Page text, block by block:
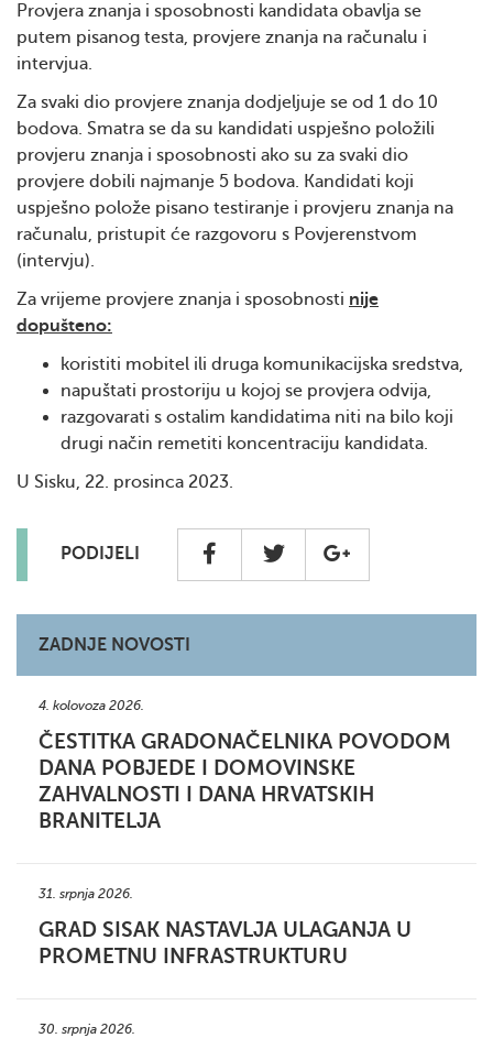
Provjera znanja i sposobnosti kandidata obavlja se
putem pisanog testa, provjere znanja na računalu i
intervjua.
Za svaki dio provjere znanja dodjeljuje se od 1 do 10
bodova. Smatra se da su kandidati uspješno položili
provjeru znanja i sposobnosti ako su za svaki dio
provjere dobili najmanje 5 bodova. Kandidati koji
uspješno polože pisano testiranje i provjeru znanja na
računalu, pristupit će razgovoru s Povjerenstvom
(intervju).
Za vrijeme provjere znanja i sposobnosti nije
dopušteno:
koristiti mobitel ili druga komunikacijska sredstva,
napuštati prostoriju u kojoj se provjera odvija,
razgovarati s ostalim kandidatima niti na bilo koji
drugi način remetiti koncentraciju kandidata.
U Sisku, 22. prosinca 2023.
PODIJELI
ZADNJE NOVOSTI
4. kolovoza 2026.
ČESTITKA GRADONAČELNIKA POVODOM
DANA POBJEDE I DOMOVINSKE
ZAHVALNOSTI I DANA HRVATSKIH
BRANITELJA
31. srpnja 2026.
GRAD SISAK NASTAVLJA ULAGANJA U
PROMETNU INFRASTRUKTURU
30. srpnja 2026.